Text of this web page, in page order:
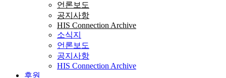
언론보도
공지사항
HIS Connection Archive
소식지
언론보도
공지사항
HIS Connection Archive
후원